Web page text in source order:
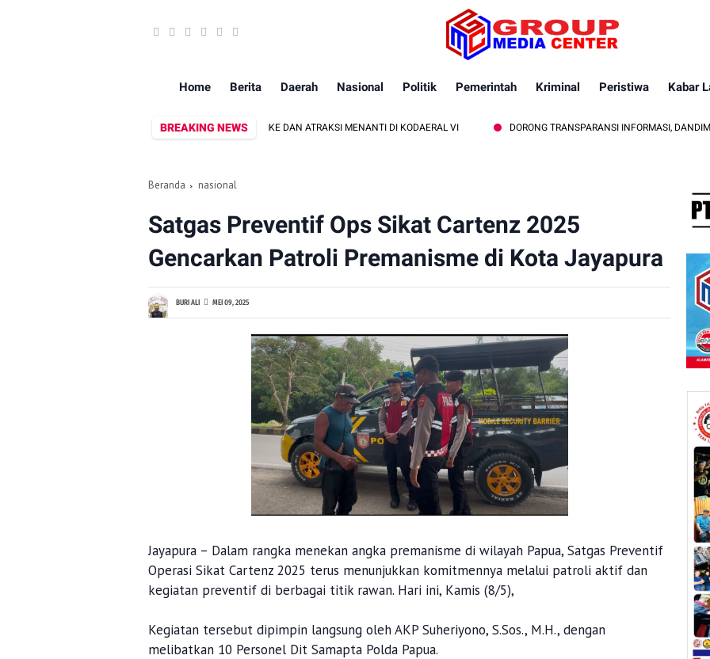
Home Berita Daerah Nasional Politik Pemerintah Kriminal Peristiwa Kabar
BREAKING NEWS
MAKIN SERU! KAPAL PERANG, FUN BIKE DAN ATRAKSI MENANTI DI KODAERAL VI DORONG TRANSPARANSI INFORMASI, DANDIM 1409/
Beranda nasional
Satgas Preventif Ops Sikat Cartenz 2025
Gencarkan Patroli Premanisme di Kota Jayapura
BURI ALI MEI 09, 2025
Jayapura – Dalam rangka menekan angka premanisme di wilayah Papua, Satgas Preventif
Operasi Sikat Cartenz 2025 terus menunjukkan komitmennya melalui patroli aktif dan
kegiatan preventif di berbagai titik rawan. Hari ini, Kamis (8/5),
Kegiatan tersebut dipimpin langsung oleh AKP Suheriyono, S.Sos., M.H., dengan
melibatkan 10 Personel Dit Samapta Polda Papua.